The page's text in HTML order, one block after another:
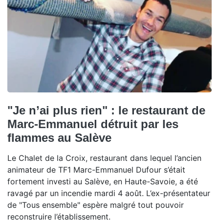
"Je n’ai plus rien" : le restaurant de
Marc-Emmanuel détruit par les
flammes au Salève
Le Chalet de la Croix, restaurant dans lequel l’ancien
animateur de TF1 Marc-Emmanuel Dufour s’était
fortement investi au Salève, en Haute-Savoie, a été
ravagé par un incendie mardi 4 août. L’ex-présentateur
de "Tous ensemble" espère malgré tout pouvoir
reconstruire l’établissement.